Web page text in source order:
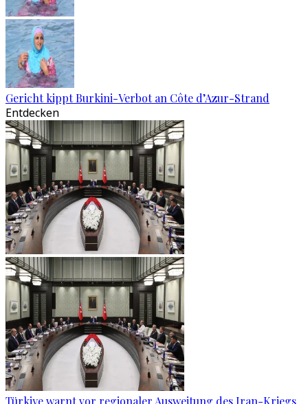
Gericht kippt Burkini-Verbot an Côte d’Azur-Strand
Entdecken
Türkiye warnt vor regionaler Ausweitung des Iran-Kriegs